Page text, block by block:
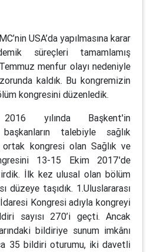
USA’da yapılmasına karar
süreçleri tamamlamış
menfur olayı nedeniyle
kaldık. Bu kongremizin
kongresini düzenledik.
Başkent'in
talebiyle sağlık
kongresi olan Sağlık ve
13-15 Ekim 2017'de
İlk kez ulusal olan bölüm
düzeye taşıdık. 1.Uluslararası
Kongresi adıyla kongreyi
sayısı 270’i geçti. Ancak
bildiriye sunum imkânı
35 bildiri oturumu, iki davetli